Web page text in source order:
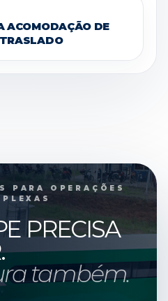
ACOMODAÇÃO DE
PARA OPERAÇÕES
PRECISA
também.